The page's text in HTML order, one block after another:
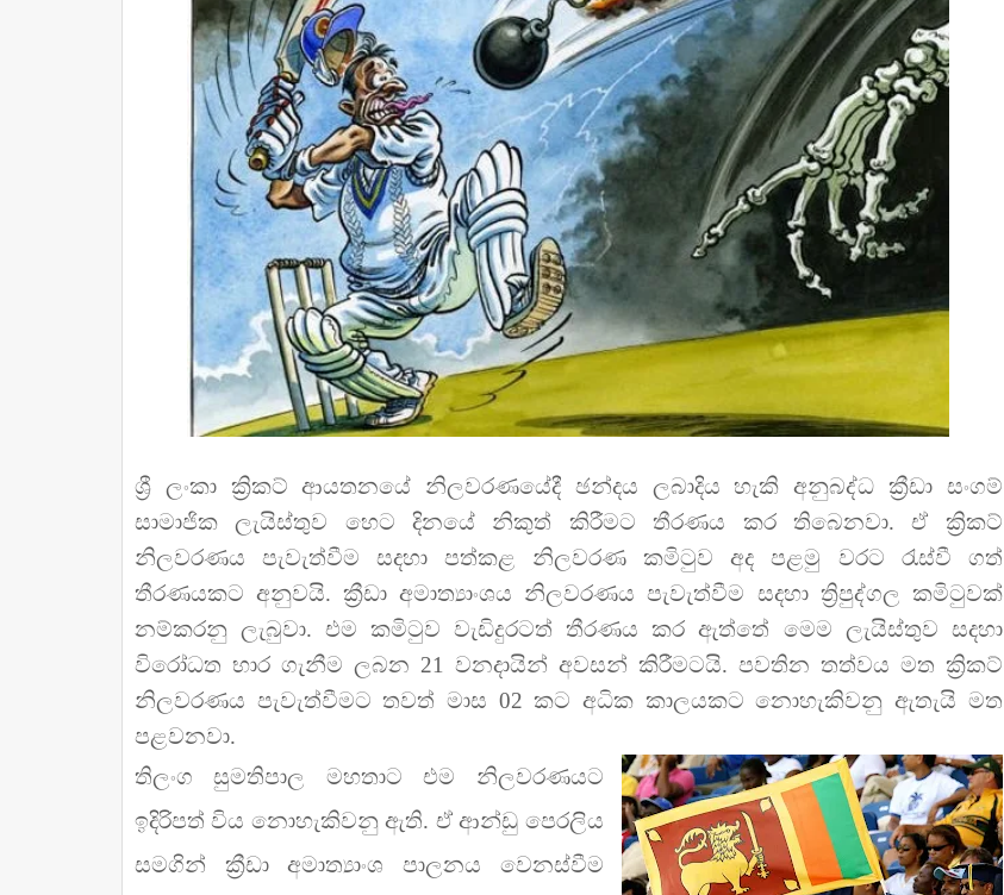
ශ්‍රී ලංකා ක්‍රිකට් ආයතනයේ නිලවරණයේදී ඡන්දය ලබාදිය හැකි අනුබද්ධ ක්‍රීඩා සංගම්
සාමාජික ලැයිස්තුව හෙට දිනයේ නිකුත් කිරීමට තීරණය කර තිබෙනවා. ඒ ක්‍රිකට්
නිලවරණය පැවැත්වීම සදහා පත්කළ නිලවරණ කමිටුව අද පළමු වරට රැස්වී ගත්
තීරණයකට අනුවයි. ක්‍රීඩා අමාත්‍යාංශය නිලවරණය පැවැත්වීම සදහා ත්‍රිපුද්ගල කමිටුවක්
නම්කරනු ලැබුවා. එම කමිටුව වැඩිදුරටත් තීරණය කර ඇත්තේ මෙම ලැයිස්තුව සදහා
විරෝධත භාර ගැනීම ලබන 21 වනදායින් අවසන් කිරීමටයි. පවතින තත්වය මත ක්‍රිකට්
නිලවරණය පැවැත්වීමට තවත් මාස 02 කට අධික කාලයකට නොහැකිවනු ඇතැයි මත
පළවනවා.
තිලංග සුමතිපාල මහතාට එම නිලවරණයට
ඉදිරිපත් විය නොහැකිවනු ඇති. ඒ ආන්ඩු පෙරලිය
සමගින් ක්‍රීඩා අමාත්‍යාංශ පාලනය වෙනස්වීම